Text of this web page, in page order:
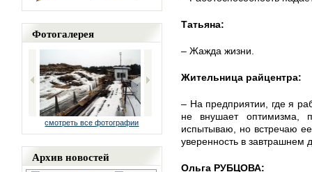
Фотогалерея
смотреть все фотографии
Архив новостей
Татьяна:
– Жажда жизни.
Жительница райцентра:
– На предприятии, где я
не внушает оптимизма,
испытываю, но встречаю
уверенность в завтрашнем
Ольга РУБЦОВА: